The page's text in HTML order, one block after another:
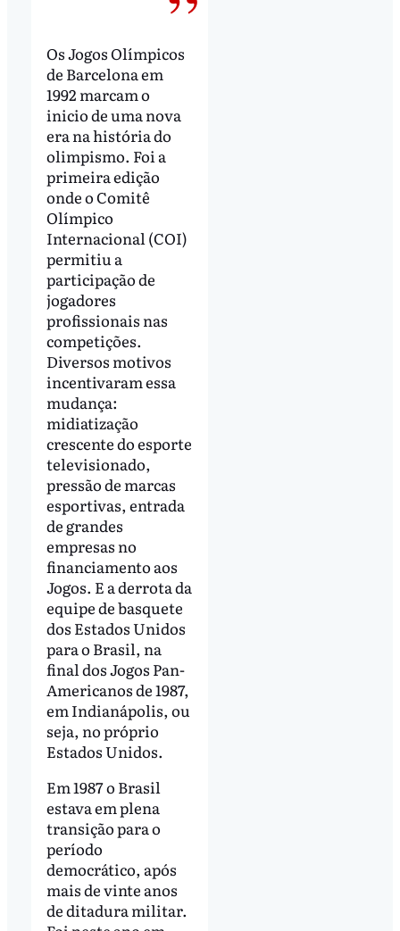
Os Jogos Olímpicos
de Barcelona em
1992 marcam o
inicio de uma nova
era na história do
olimpismo. Foi a
primeira edição
onde o Comitê
Olímpico
Internacional (COI)
permitiu a
participação de
jogadores
profissionais nas
competições.
Diversos motivos
incentivaram essa
mudança:
midiatização
crescente do esporte
televisionado,
pressão de marcas
esportivas, entrada
de grandes
empresas no
financiamento aos
Jogos. E a derrota da
equipe de basquete
dos Estados Unidos
para o Brasil, na
final dos Jogos Pan-
Americanos de 1987,
em Indianápolis, ou
seja, no próprio
Estados Unidos.
Em 1987 o Brasil
estava em plena
transição para o
período
democrático, após
mais de vinte anos
de ditadura militar.